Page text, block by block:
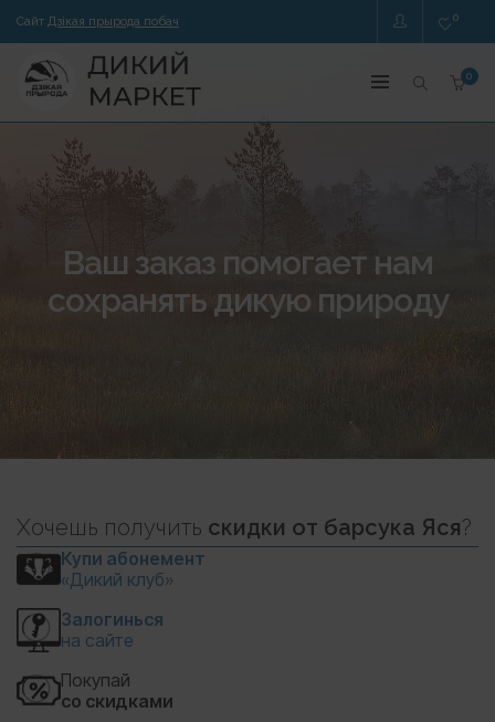
Сайт Дзікая прырода побач 0
0
Ваш заказ помогает нам
сохранять дикую природу
Хочешь получить скидки от барсука Яся?
Купи абонемент
«Дикий клуб»
Залогинься
на сайте
Покупай
со скидками